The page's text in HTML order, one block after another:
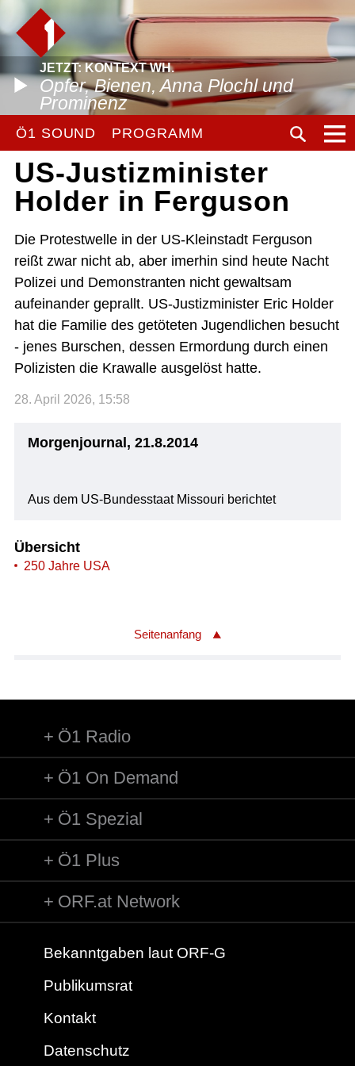
JETZT: KONTEXT WH.
Opfer, Bienen, Anna Plochl und
Prominenz
Ö1 SOUND PROGRAMM
US-Justizminister
Holder in Ferguson
Die Protestwelle in der US-Kleinstadt Ferguson
reißt zwar nicht ab, aber imerhin sind heute Nacht
Polizei und Demonstranten nicht gewaltsam
aufeinander geprallt. US-Justizminister Eric Holder
hat die Familie des getöteten Jugendlichen besucht
- jenes Burschen, dessen Ermordung durch einen
Polizisten die Krawalle ausgelöst hatte.
28. April 2026, 15:58
Morgenjournal, 21.8.2014
Aus dem US-Bundesstaat Missouri berichtet
Übersicht
250 Jahre USA
Seitenanfang
Ö1 Radio
Ö1 On Demand
Ö1 Spezial
Ö1 Plus
ORF.at Network
Bekanntgaben laut ORF-G
Publikumsrat
Kontakt
Datenschutz